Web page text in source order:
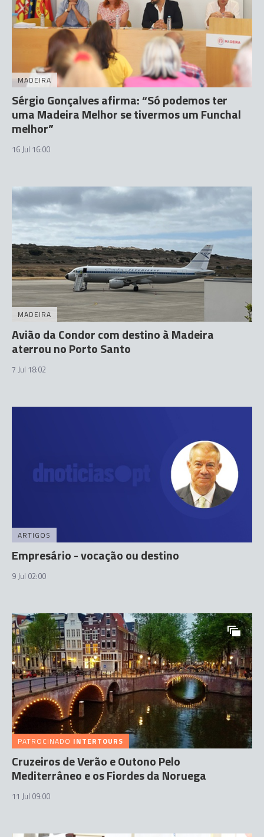
MADEIRA
Sérgio Gonçalves afirma: “Só podemos ter
uma Madeira Melhor se tivermos um Funchal
melhor”
16 Jul 16:00
MADEIRA
Avião da Condor com destino à Madeira
aterrou no Porto Santo
7 Jul 18:02
ARTIGOS
Empresário - vocação ou destino
9 Jul 02:00
PATROCINADO INTERTOURS
Cruzeiros de Verão e Outono Pelo
Mediterrâneo e os Fiordes da Noruega
11 Jul 09:00